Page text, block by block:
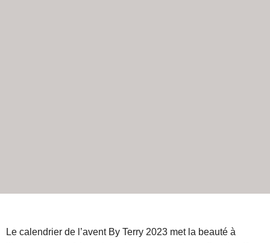
Le calendrier de l’avent By Terry 2023 met la beauté à